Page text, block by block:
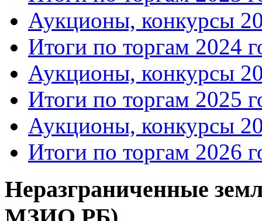
Аукционы, конкурсы
Итоги по торгам 2024
Аукционы, конкурсы
Итоги по торгам 2025
Аукционы, конкурсы
Итоги по торгам 2026
Неразграниченные